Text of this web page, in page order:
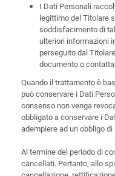
I Dati Personali
legittimo del Titolare
soddisfacimento di
ulteriori informazioni
perseguito dal
documento o
Quando il trattamento è
può conservare i Dati
consenso non venga
obbligato a conservare i
adempiere ad un obbligo di
Al termine del periodo di
cancellati. Pertanto, allo